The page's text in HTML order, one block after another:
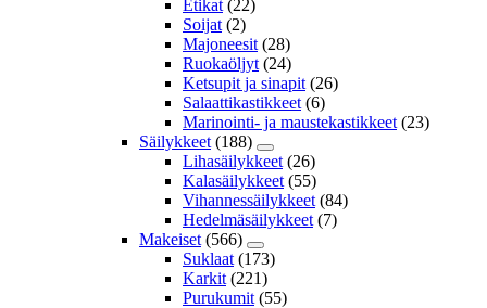
Etikat (22)
Soijat (2)
Majoneesit (28)
Ruokaöljyt (24)
Ketsupit ja sinapit (26)
Salaattikastikkeet (6)
Marinointi- ja maustekastikkeet (23)
Säilykkeet (188)
Lihasäilykkeet (26)
Kalasäilykkeet (55)
Vihannessäilykkeet (84)
Hedelmäsäilykkeet (7)
Makeiset (566)
Suklaat (173)
Karkit (221)
Purukumit (55)